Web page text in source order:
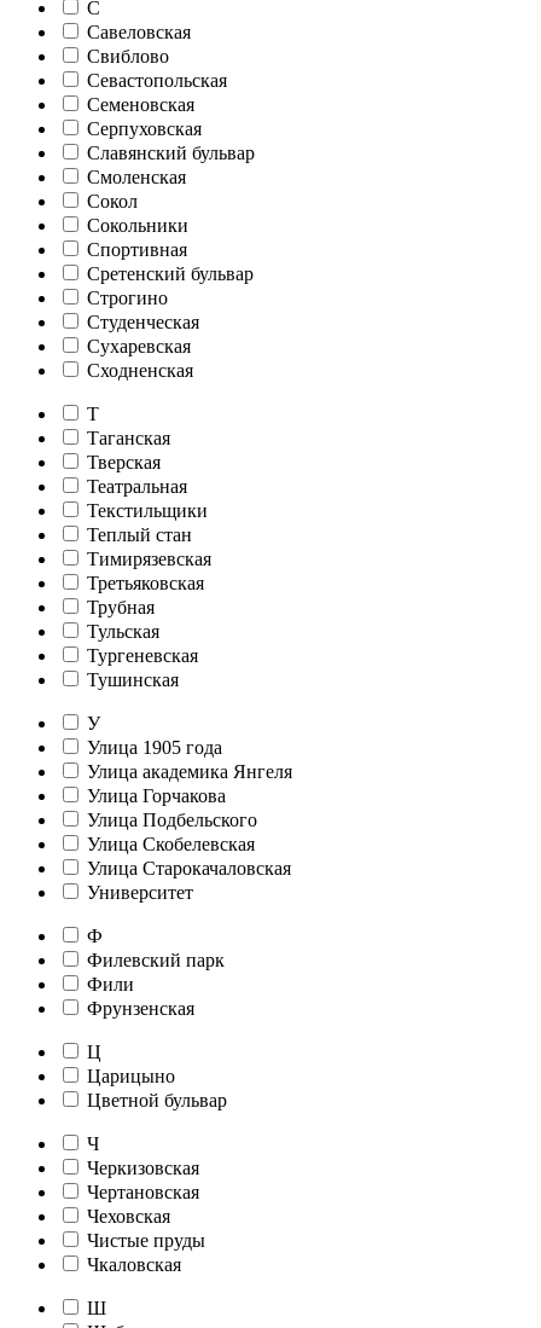
С
Савеловская
Свиблово
Севастопольская
Семеновская
Серпуховская
Славянский бульвар
Смоленская
Сокол
Сокольники
Спортивная
Сретенский бульвар
Строгино
Студенческая
Сухаревская
Сходненская
Т
Таганская
Тверская
Театральная
Текстильщики
Теплый стан
Тимирязевская
Третьяковская
Трубная
Тульская
Тургеневская
Тушинская
У
Улица 1905 года
Улица академика Янгеля
Улица Горчакова
Улица Подбельского
Улица Скобелевская
Улица Старокачаловская
Университет
Ф
Филевский парк
Фили
Фрунзенская
Ц
Царицыно
Цветной бульвар
Ч
Черкизовская
Чертановская
Чеховская
Чистые пруды
Чкаловская
Ш